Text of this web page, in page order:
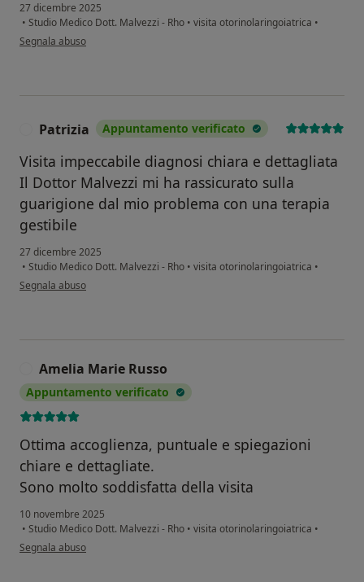
27 dicembre 2025
• Studio Medico Dott. Malvezzi - Rho • visita otorinolaringoiatrica •
secondo l'opinione dell'utente M.S.
Segnala abuso
Patrizia Appuntamento verificato
Visita impeccabile diagnosi chiara e dettagliata
Il Dottor Malvezzi mi ha rassicurato sulla
guarigione dal mio problema con una terapia
gestibile
27 dicembre 2025
• Studio Medico Dott. Malvezzi - Rho • visita otorinolaringoiatrica •
secondo l'opinione dell'utente Patrizia
Segnala abuso
Amelia Marie Russo
Appuntamento verificato
Ottima accoglienza, puntuale e spiegazioni
chiare e dettagliate.
Sono molto soddisfatta della visita
10 novembre 2025
• Studio Medico Dott. Malvezzi - Rho • visita otorinolaringoiatrica •
secondo l'opinione dell'utente Amelia Marie Russo
Segnala abuso